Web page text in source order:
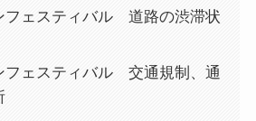
フェスティバル 道路の渋滞状
フェスティバル 交通規制、通